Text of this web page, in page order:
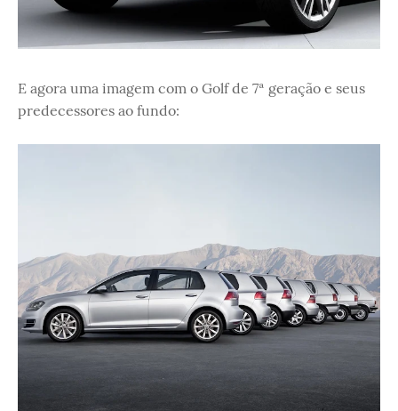
E agora uma imagem com o Golf de 7ª geração e seus
predecessores ao fundo: